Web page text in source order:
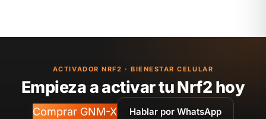
ACTIVADOR NRF2 · BIENESTAR CELULAR
Empieza a activar tu Nrf2 hoy
Comprar GNM-X Hablar por WhatsApp